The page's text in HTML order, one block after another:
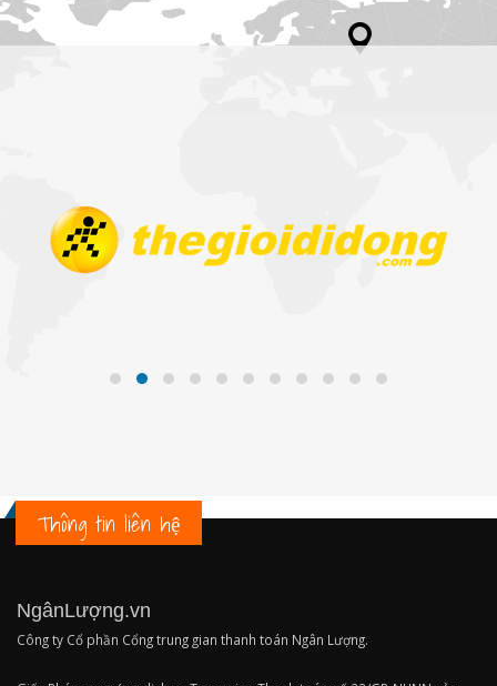
Thông tin liên hệ
NgânLượng.vn
Công ty Cổ phần Cổng trung gian thanh toán Ngân Lượng.